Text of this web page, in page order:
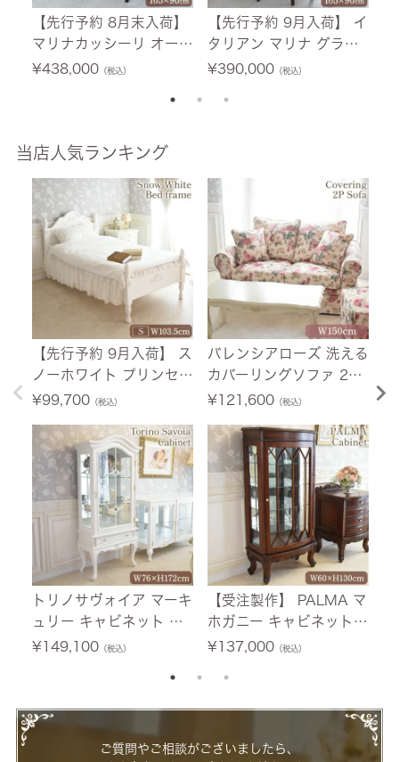
【先行予約 8月末入荷】
マリナカッシーリ オーバ
ル ダイニングセット5P
¥438,000（税込）
【先行予約 9月入荷】 イ
タリアン マリナ グラン
デ 長方形 ダイニングセ
¥390,000（税込）
当店人気ランキング
【先行予約 9月入荷】 ス
ノーホワイト プリンセス
シングルベッド ホワイト
設置サービス付】
¥99,700（税込）
トリノサヴォイア マーキ
ュリー キャビネット ホ
ワイト 幅76cm 【送料無
¥149,100（税込）
バレンシアローズ 洗える
カバーリングソファ 2人
掛け(2P) 薔薇 幅150cm
ス付】
¥121,600（税込）
【受注製作】 PALMA マ
ホガニー キャビネット
幅60cm 【送料無料/設
¥137,000（税込）
¥
ご質問やご相談がございましたら、